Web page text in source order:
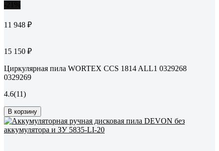
11 948 ₽
15 150 ₽
Циркулярная пила WORTEX CCS 1814 ALL1 0329268
0329269
4.6(11)
В корзину